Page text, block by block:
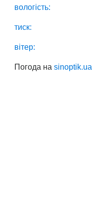
вологість:
тиск:
вітер:
Погода наsinoptik.ua